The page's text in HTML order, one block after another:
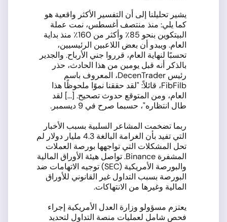
يشير تحليلنا إلى أن التفسير الأكثر واقعية هو
كما يلي: منذ منتصف أغسطس، نمت عملة
البيتكوين بنحو 85٪ وأكثر من 160٪ منذ بداية
العام. ويبدو أن بعض اللاعبين الرئيسيين،
تحسبًا لنهاية العام، قرروا جني الأرباح. والجدير
بالذكر أنه قبل يومين من هذا الحادث، حذر
رئيس DecenTrader، المعروف باسم
FibFilb، قائلاً: "لقد حققنا نموًا ملحوظًا هذا
العام، ومن المتوقع حدوث تصحيح. [...] لقد
طال انتظاره"، حسبما صرح في 9 ديسمبر.
ربما تضخمت المشاعر السلبية بسبب الأخبار
التي تفيد بأن الغرامة البالغة 4.3 مليار دولار لم
تحل المشكلات التي تواجهها بورصة العملات
المشفرة Binance. تواصل هيئة الأوراق المالية
والبورصة الأمريكية (SEC) توجيه الاتهامات ضد
البورصة بسبب التداول غير القانوني للأوراق
المالية وغيرها من الانتهاكات.
يعتزم مسؤولو وزارة العدل الأمريكية إجراء
فحص شامل لعمليات منصة التداول لتحديد